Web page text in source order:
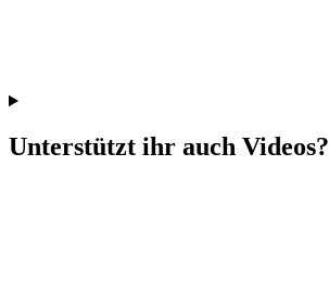
Unterstützt ihr auch Videos?